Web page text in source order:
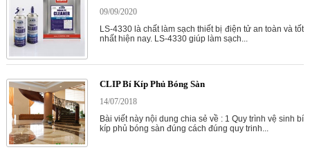
09/09/2020
LS-4330 là chất làm sạch thiết bị điện tử an toàn và tốt
nhất hiện nay. LS-4330 giúp làm sạch...
CLIP Bí Kíp Phủ Bóng Sàn
14/07/2018
Bài viết này nội dung chia sẻ về : 1 Quy trình vệ sinh bí
kíp phủ bóng sàn đúng cách đúng quy trinh...